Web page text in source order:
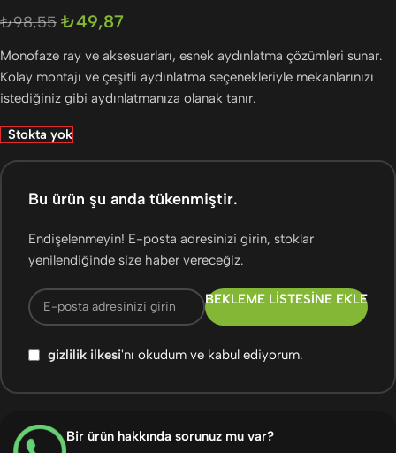
₺98,55 ₺49,87
Monofaze ray ve aksesuarları, esnek aydınlatma çözümleri sunar.
Kolay montajı ve çeşitli aydınlatma seçenekleriyle mekanlarınızı
istediğiniz gibi aydınlatmanıza olanak tanır.
Stokta yok
Bu ürün şu anda tükenmiştir.
Endişelenmeyin! E-posta adresinizi girin, stoklar
yenilendiğinde size haber vereceğiz.
BEKLEME LISTESINE EKLE
gizlilik ilkesi'nı okudum ve kabul ediyorum.
Bir ürün hakkında sorunuz mu var?